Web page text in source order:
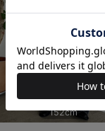
152cm